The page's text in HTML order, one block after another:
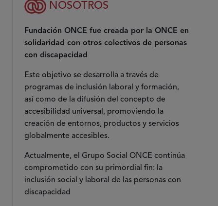
NOSOTROS
Fundación ONCE fue creada por la ONCE en
solidaridad con otros colectivos de personas
con discapacidad
Este objetivo se desarrolla a través de
programas de inclusión laboral y formación,
así como de la difusión del concepto de
accesibilidad universal, promoviendo la
creación de entornos, productos y servicios
globalmente accesibles.
Actualmente, el Grupo Social ONCE continúa
comprometido con su primordial fin: la
inclusión social y laboral de las personas con
discapacidad